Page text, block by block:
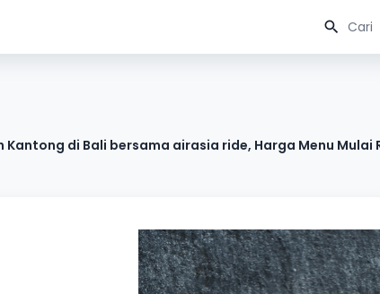
Kantong di Bali bersama airasia ride, Harga Menu Mulai